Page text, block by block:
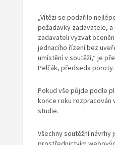
„Vítězi se podařilo
požadavky zadavatele,
zadavateli vyzvat
jednacího řízení bez
umístění v soutěži,“ je
Pelčák, předseda poroty.
Pokud vše půjde podle
konce roku rozpracován
studie.
Všechny soutěžní návrhy